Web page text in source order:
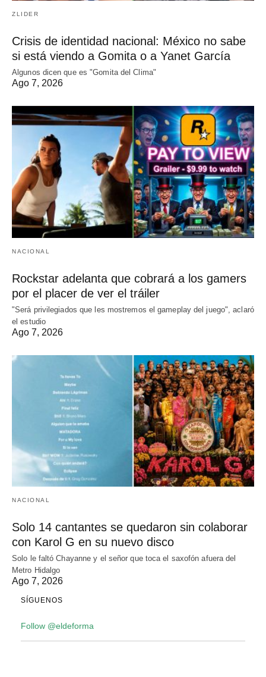
ZLIDER
Crisis de identidad nacional: México no sabe
si está viendo a Gomita o a Yanet García
Algunos dicen que es "Gomita del Clima"
Ago 7, 2026
NACIONAL
Rockstar adelanta que cobrará a los gamers
por el placer de ver el tráiler
"Será privilegiados que les mostremos el gameplay del juego", aclaró
el estudio
Ago 7, 2026
NACIONAL
Solo 14 cantantes se quedaron sin colaborar
con Karol G en su nuevo disco
Solo le faltó Chayanne y el señor que toca el saxofón afuera del
Metro Hidalgo
Ago 7, 2026
SÍGUENOS
Follow @eldeforma